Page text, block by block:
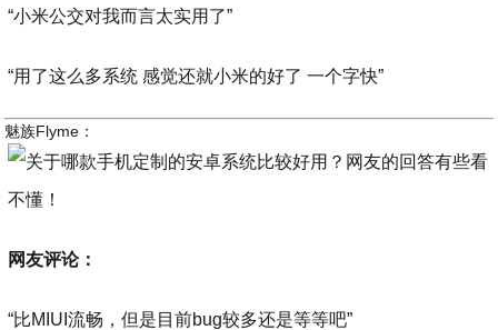
“小米公交对我而言太实用了”
“用了这么多系统 感觉还就小米的好了 一个字快”
魅族Flyme：
网友评论：
“比MIUI流畅，但是目前bug较多还是等等吧”